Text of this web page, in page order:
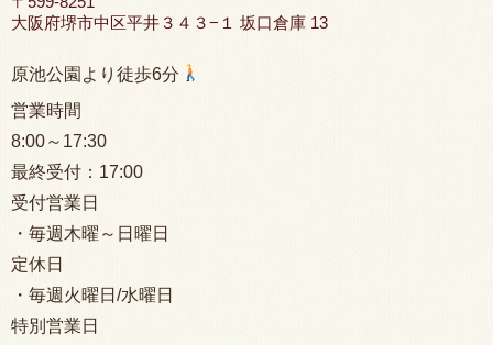
大阪府堺市中区平井３４３−１ 坂口倉庫 13
原池公園より徒歩6分
営業時間
8:00～17:30
最終受付： 17:00
受付営業日
・毎週木曜～日曜日
定休日
・毎週火曜日/水曜日
特別営業日